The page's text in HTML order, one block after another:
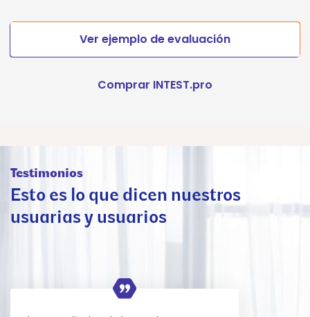
Ver ejemplo de evaluación
Comprar INTEST.pro
Testimonios
Esto es lo que dicen nuestros
usuarias y usuarios